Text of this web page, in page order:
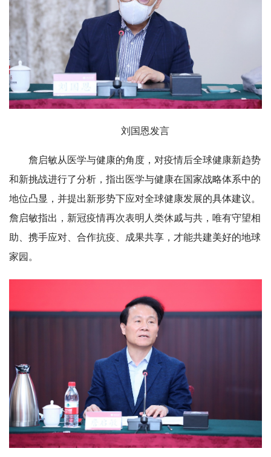
刘国恩发言
詹启敏从医学与健康的角度，对疫情后全球健康新趋势
和新挑战进行了分析，指出医学与健康在国家战略体系中的
地位凸显，并提出新形势下应对全球健康发展的具体建议。
詹启敏指出，新冠疫情再次表明人类休戚与共，唯有守望相
助、携手应对、合作抗疫、成果共享，才能共建美好的地球
家园。